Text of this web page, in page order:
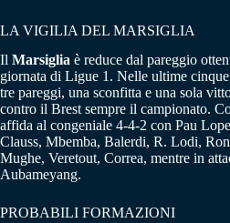
LA VIGILIA DEL MARSIGLIA
Il Marsiglia è reduce dal pareggio
giornata di Ligue 1. Nelle ultime
tre pareggi, una sconfitta e una sola
contro il Brest sempre il campionato.
affida al congeniale 4-4-2 con Pau
Clauss, Mbemba, Balerdi, R. Lodi,
Mughe, Veretout, Correa, mentre in
Aubameyang.
PROBABILI FORMAZIONI